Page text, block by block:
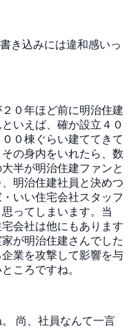
き込みには違和感いっ
０年ほど前に明治住建
いえば、確か設立４０
０棟ぐらい建ててきて
の身内をいれたら、数
半が明治住建ファンと
明治住建社員と決めつ
いい住宅会社スタッフ
ってしまいます。当
会社は他にもあります
が明治住建さんでした
業を攻撃して影響を与
ころですね。
尚、社員なんて一言